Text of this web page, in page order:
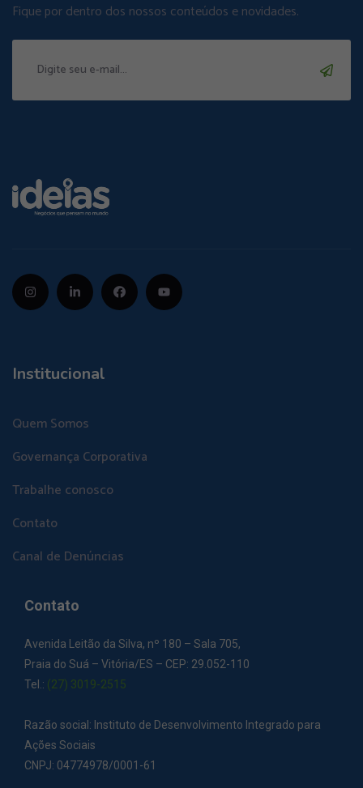
Fique por dentro dos nossos conteúdos e novidades.
Institucional
Quem Somos
Governança Corporativa
Trabalhe conosco
Contato
Canal de Denúncias
Contato
Avenida Leitão da Silva, nº 180 – Sala 705,
Praia do Suá – Vitória/ES – CEP: 29.052-110
Tel.: (27) 3019-2515
Razão social: Instituto de Desenvolvimento Integrado para
Ações Sociais
CNPJ: 04774978/0001-61